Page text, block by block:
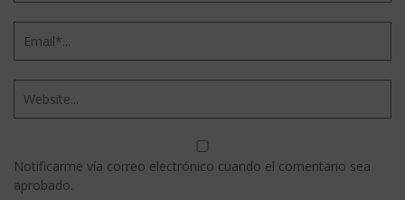
Notificarme vía correo electrónico cuando el comentario sea
aprobado.